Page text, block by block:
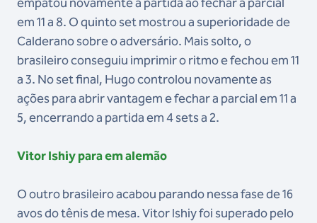
em 11 a 8. O quinto set mostrou a superioridade de
Calderano sobre o adversário. Mais solto, o
brasileiro conseguiu imprimir o ritmo e fechou em 11
a 3. No set final, Hugo controlou novamente as
ações para abrir vantagem e fechar a parcial em 11 a
5, encerrando a partida em 4 sets a 2.
Vitor Ishiy para em alemão
O outro brasileiro acabou parando nessa fase de 16
avos do tênis de mesa. Vitor Ishiy foi superado pelo